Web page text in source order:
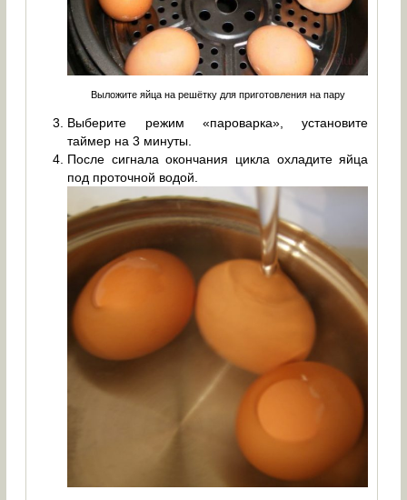
Выложите яйца на решётку для приготовления на пару
Выберите режим «пароварка», установите
таймер на 3 минуты.
После сигнала окончания цикла охладите яйца
под проточной водой.